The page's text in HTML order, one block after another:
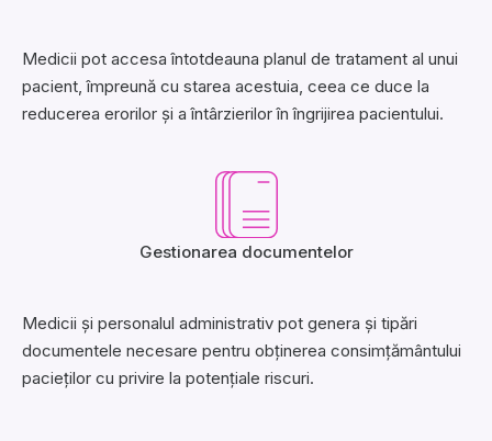
Medicii pot accesa întotdeauna planul de tratament al unui
pacient, împreună cu starea acestuia, ceea ce duce la
reducerea erorilor și a întârzierilor în îngrijirea pacientului.
Gestionarea documentelor
Medicii și personalul administrativ pot genera și tipări
documentele necesare pentru obținerea consimțământului
pacieților cu privire la potențiale riscuri.